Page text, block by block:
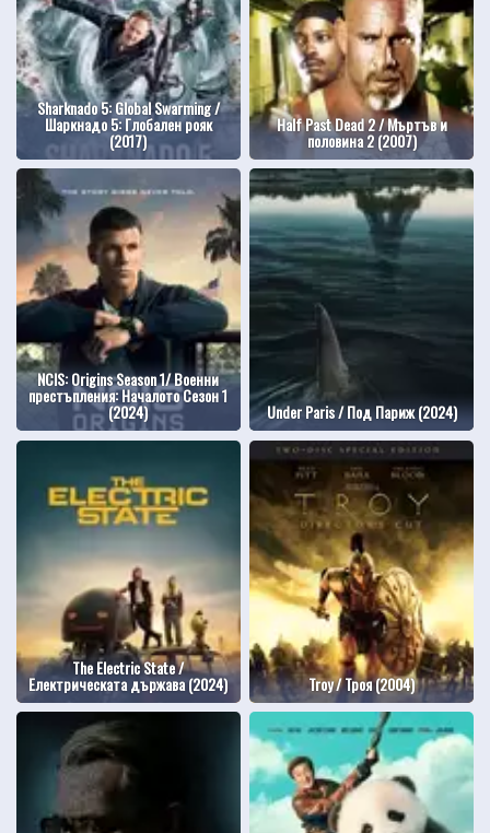
Sharknado 5: Global Swarming /
Шаркнадо 5: Глобален рояк
(2017)
Half Past Dead 2 / Мъртъв и
половина 2 (2007)
NCIS: Origins Season 1/ Военни
престъпления: Началото Сезон 1
(2024) Under Paris / Под Париж (2024)
The Electric State /
Електрическата държава (2024) Troy / Троя (2004)